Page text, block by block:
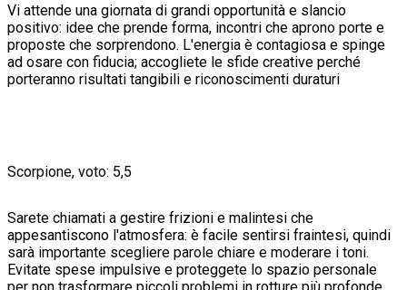
Vi attende una giornata di grandi opportunità e slancio
positivo: idee che prende forma, incontri che aprono porte e
proposte che sorprendono. L'energia è contagiosa e spinge
ad osare con fiducia; accogliete le sfide creative perché
porteranno risultati tangibili e riconoscimenti duraturi
Scorpione, voto: 5,5
Sarete chiamati a gestire frizioni e malintesi che
appesantiscono l'atmosfera: è facile sentirsi fraintesi, quindi
sarà importante scegliere parole chiare e moderare i toni.
Evitate spese impulsive e proteggete lo spazio personale